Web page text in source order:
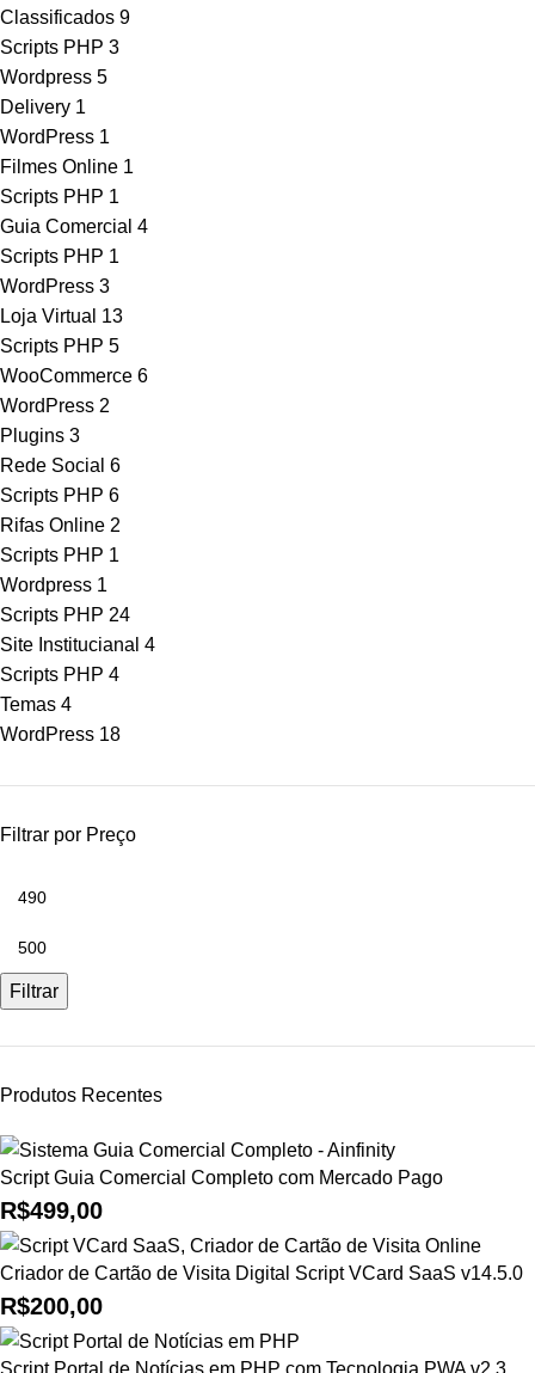
Classificados 9
Scripts PHP 3
Wordpress 5
Delivery 1
WordPress 1
Filmes Online 1
Scripts PHP 1
Guia Comercial 4
Scripts PHP 1
WordPress 3
Loja Virtual 13
Scripts PHP 5
WooCommerce 6
WordPress 2
Plugins 3
Rede Social 6
Scripts PHP 6
Rifas Online 2
Scripts PHP 1
Wordpress 1
Scripts PHP 24
Site Institucianal 4
Scripts PHP 4
Temas 4
WordPress 18
Filtrar por Preço
Filtrar
Produtos Recentes
Script Guia Comercial Completo com Mercado Pago
R$499,00
Criador de Cartão de Visita Digital Script VCard SaaS v14.5.0
R$200,00
Script Portal de Notícias em PHP com Tecnologia PWA v2.3